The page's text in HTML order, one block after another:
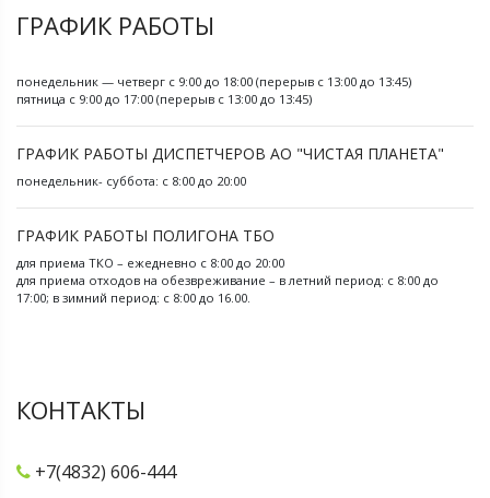
ГРАФИК РАБОТЫ
понедельник — четверг с 9:00 до 18:00 (перерыв с 13:00 до 13:45)
пятница с 9:00 до 17:00 (перерыв с 13:00 до 13:45)
ГРАФИК РАБОТЫ ДИСПЕТЧЕРОВ АО "ЧИСТАЯ ПЛАНЕТА"
понедельник- суббота: с 8:00 до 20:00
ГРАФИК РАБОТЫ ПОЛИГОНА ТБО
для приема ТКО – ежедневно с 8:00 до 20:00
для приема отходов на обезвреживание – в летний период: с 8:00 до
17:00; в зимний период: с 8:00 до 16.00.
КОНТАКТЫ
+7(4832) 606-444